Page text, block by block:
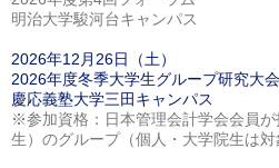
明治大学駿河台キャンパス
2026年12月26日（土）
2026年度冬季大学生グループ研究大会
慶応義塾大学三田キャンパス
※参加資格：日本管理会計学会会員
生）のグループ（個人・大学院生は対